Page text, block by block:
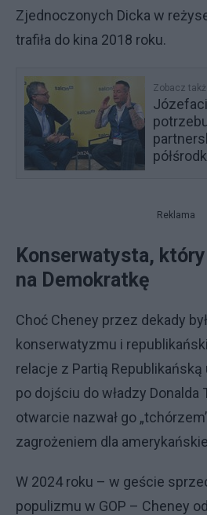
Zjednoczonych Dicka w
trafiła do kina 2018 roku.
Zobacz
Reklama
Konserwatysta, który
na Demokratkę
Choć Cheney przez dekady
konserwatyzmu i
relacje z Partią Republikańską
po dojściu do władzy Donalda
otwarcie nazwał go
zagrożeniem dla
W 2024 roku – w geście
populizmu w GOP – Cheney